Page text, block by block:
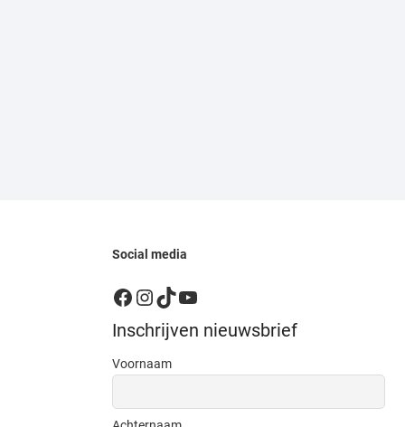
Social media
Facebook
Instagram
TikTok
YouTube
Inschrijven nieuwsbrief
Voornaam